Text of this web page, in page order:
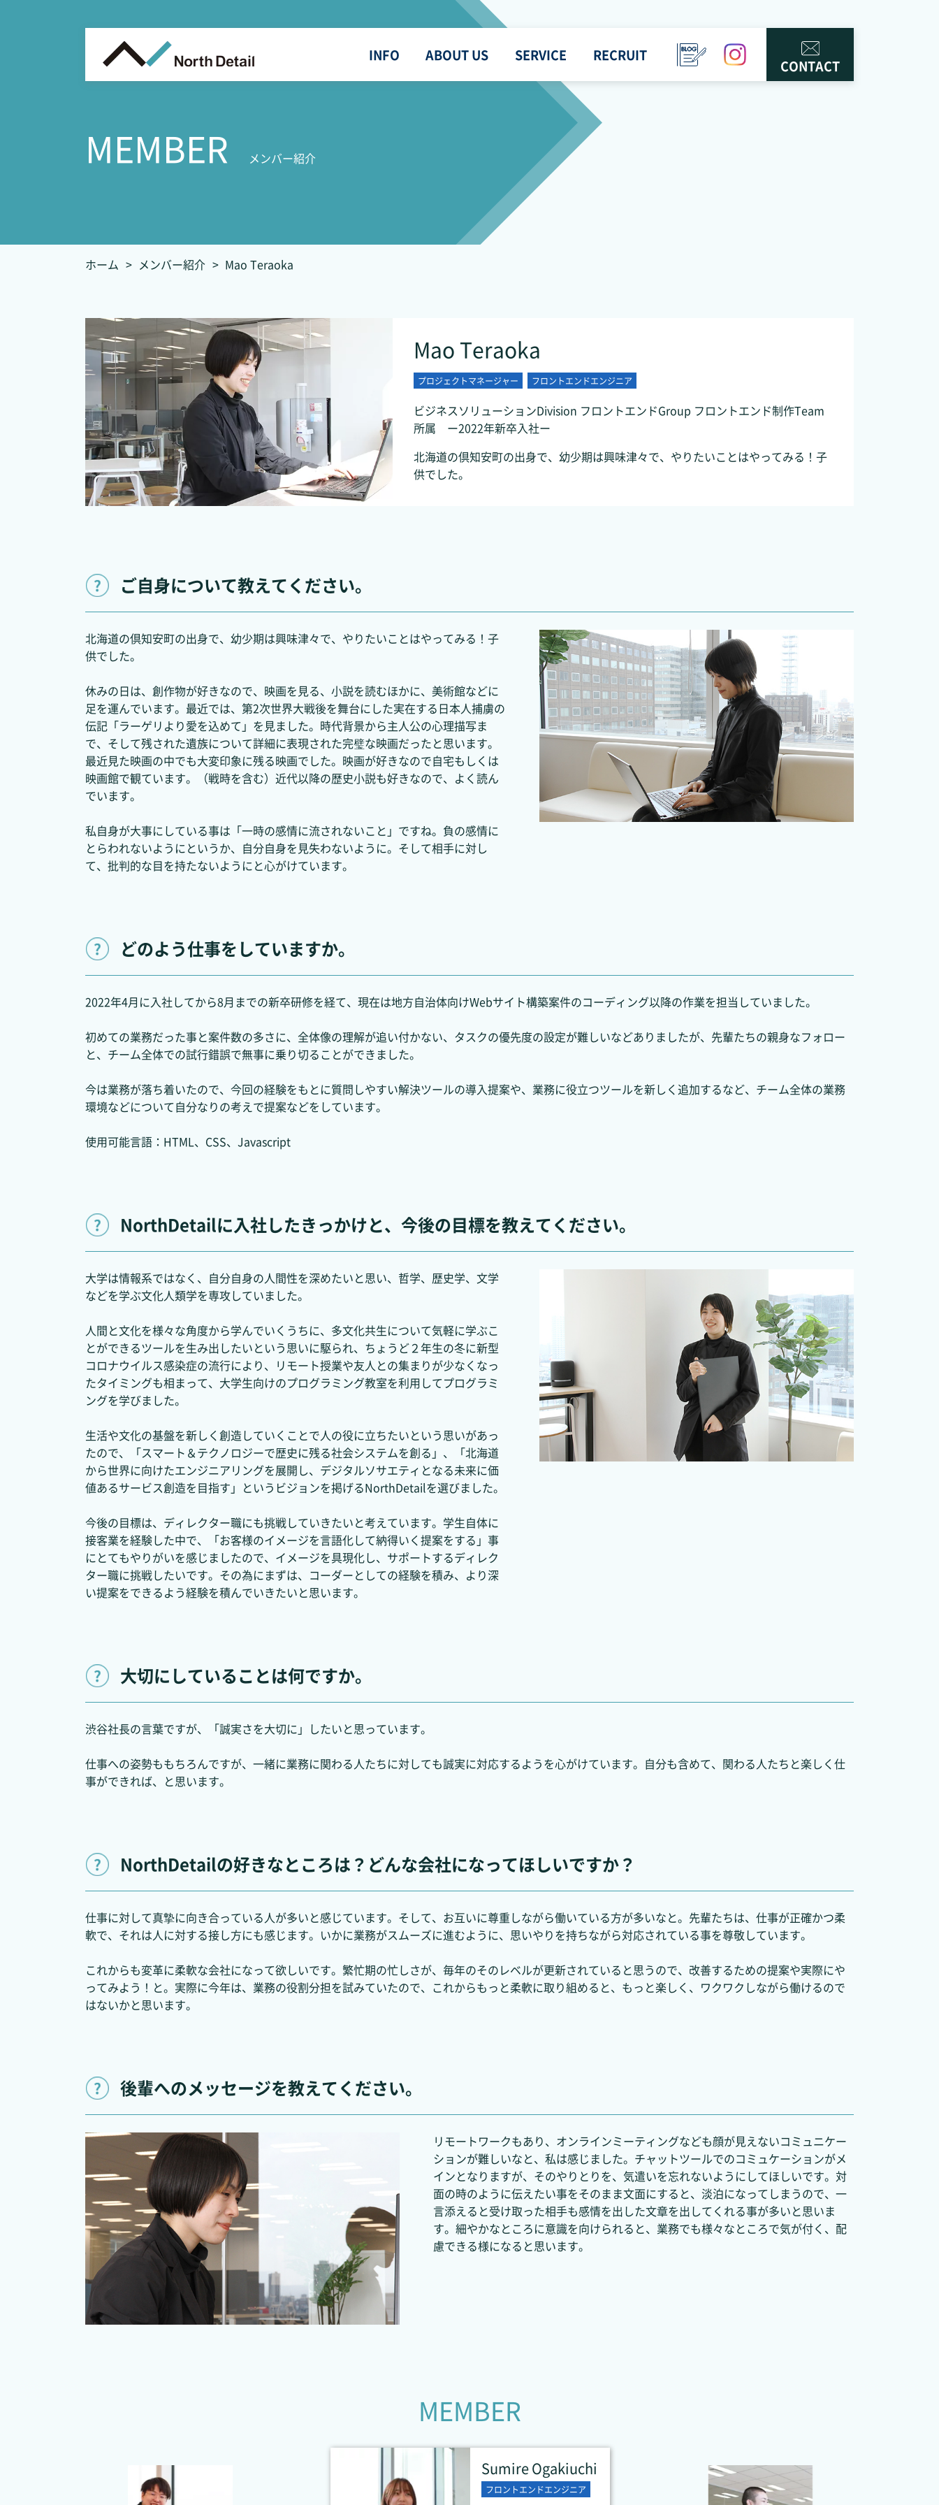
INFO ABOUT US SERVICE RECRUIT BLOG instagramCONTACT
MEMBER メンバー紹介
ホーム メンバー紹介 Mao Teraoka
Mao Teraoka
プロジェクトマネージャー フロントエンドエンジニア
ビジネスソリューションDivision フロントエンドGroup フロントエンド制作Team
所属 ー2022年新卒入社ー
北海道の倶知安町の出身で、幼少期は興味津々で、やりたいことはやってみる！子
供でした。
ご自身について教えてください。
北海道の倶知安町の出身で、幼少期は興味津々で、やりたいことはやってみる！子
供でした。
休みの日は、創作物が好きなので、映画を見る、小説を読むほかに、美術館などに
足を運んでいます。最近では、第2次世界大戦後を舞台にした実在する日本人捕虜の
伝記「ラーゲリより愛を込めて」を見ました。時代背景から主人公の心理描写ま
で、そして残された遺族について詳細に表現された完璧な映画だったと思います。
最近見た映画の中でも大変印象に残る映画でした。映画が好きなので自宅もしくは
映画館で観ています。（戦時を含む）近代以降の歴史小説も好きなので、よく読ん
でいます。
私自身が大事にしている事は「一時の感情に流されないこと」ですね。負の感情に
とらわれないようにというか、自分自身を見失わないように。そして相手に対し
て、批判的な目を持たないようにと心がけています。
どのよう仕事をしていますか。
2022年4月に入社してから8月までの新卒研修を経て、現在は地方自治体向けWebサイト構築案件のコーディング以降の作業を担当していました。
初めての業務だった事と案件数の多さに、全体像の理解が追い付かない、タスクの優先度の設定が難しいなどありましたが、先輩たちの親身なフォロー
と、チーム全体での試行錯誤で無事に乗り切ることができました。
今は業務が落ち着いたので、今回の経験をもとに質問しやすい解決ツールの導入提案や、業務に役立つツールを新しく追加するなど、チーム全体の業務
環境などについて自分なりの考えで提案などをしています。
使用可能言語：HTML、CSS、Javascript
NorthDetailに入社したきっかけと、今後の目標を教えてください。
大学は情報系ではなく、自分自身の人間性を深めたいと思い、哲学、歴史学、文学
などを学ぶ文化人類学を専攻していました。
人間と文化を様々な角度から学んでいくうちに、多文化共生について気軽に学ぶこ
とができるツールを生み出したいという思いに駆られ、ちょうど２年生の冬に新型
コロナウイルス感染症の流行により、リモート授業や友人との集まりが少なくなっ
たタイミングも相まって、大学生向けのプログラミング教室を利用してプログラミ
ングを学びました。
生活や文化の基盤を新しく創造していくことで人の役に立ちたいという思いがあっ
たので、「スマート＆テクノロジーで歴史に残る社会システムを創る」、「北海道
から世界に向けたエンジニアリングを展開し、デジタルソサエティとなる未来に価
値あるサービス創造を目指す」というビジョンを掲げるNorthDetailを選びました。
今後の目標は、ディレクター職にも挑戦していきたいと考えています。学生自体に
接客業を経験した中で、「お客様のイメージを言語化して納得いく提案をする」事
にとてもやりがいを感じましたので、イメージを具現化し、サポートするディレク
ター職に挑戦したいです。その為にまずは、コーダーとしての経験を積み、より深
い提案をできるよう経験を積んでいきたいと思います。
大切にしていることは何ですか。
渋谷社長の言葉ですが、「誠実さを大切に」したいと思っています。
仕事への姿勢ももちろんですが、一緒に業務に関わる人たちに対しても誠実に対応するようを心がけています。自分も含めて、関わる人たちと楽しく仕
事ができれば、と思います。
NorthDetailの好きなところは？どんな会社になってほしいですか？
仕事に対して真摯に向き合っている人が多いと感じています。そして、お互いに尊重しながら働いている方が多いなと。先輩たちは、仕事が正確かつ柔
軟で、それは人に対する接し方にも感じます。いかに業務がスムーズに進むように、思いやりを持ちながら対応されている事を尊敬しています。
これからも変革に柔軟な会社になって欲しいです。繁忙期の忙しさが、毎年のそのレベルが更新されていると思うので、改善するための提案や実際にや
ってみよう！と。実際に今年は、業務の役割分担を試みていたので、これからもっと柔軟に取り組めると、もっと楽しく、ワクワクしながら働けるので
はないかと思います。
後輩へのメッセージを教えてください。
リモートワークもあり、オンラインミーティングなども顔が見えないコミュニケー
ションが難しいなと、私は感じました。チャットツールでのコミュケーションがメ
インとなりますが、そのやりとりを、気遣いを忘れないようにしてほしいです。対
面の時のように伝えたい事をそのまま文面にすると、淡泊になってしまうので、一
言添えると受け取った相手も感情を出した文章を出してくれる事が多いと思いま
す。細やかなところに意識を向けられると、業務でも様々なところで気が付く、配
慮できる様になると思います。
MEMBER
Yushi Horiuchi
バックエンドエンジニア
Sumire Ogakiuchi
フロントエンドエンジニア
Kaoru Segawa
バックエンドエンジニア